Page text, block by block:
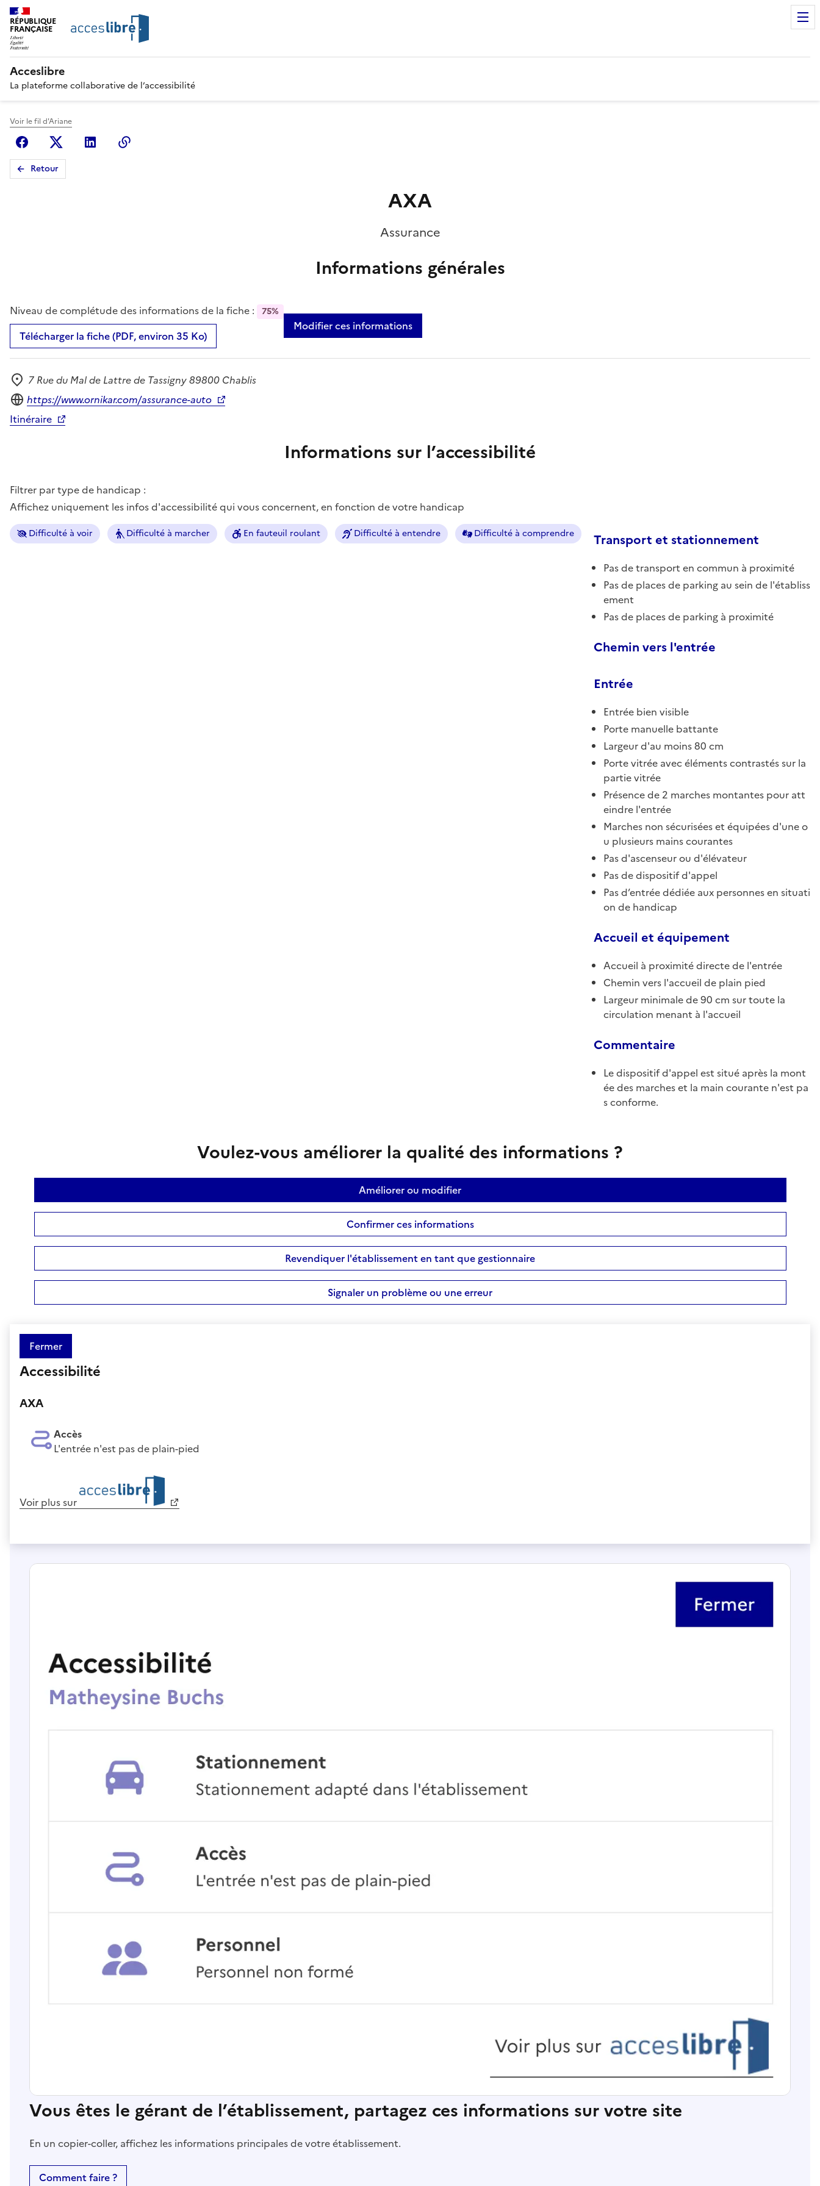
RÉPUBLIQUE
FRANÇAISE
Acceslibre
La plateforme collaborative de l’accessibilité
Voir le fil d'Ariane
FacebookX (anciennement Twitter)
Linkedin
Retour
AXA
Assurance
Informations générales
Niveau de complétude des informations de la fiche : 75%
Télécharger la fiche (PDF, environ 35 Ko)
Modifier ces informations
Adresse
7 Rue du Mal de Lattre de Tassigny 89800 Chablis
Site internet
https://www.ornikar.com/assurance-auto
Itinéraire
Informations sur l’accessibilité
Filtrer par type de handicap :
Affichez uniquement les infos d'accessibilité qui vous concernent, en fonction de votre handicap
Difficulté à voir Difficulté à marcher En fauteuil roulant Difficulté à entendre Difficulté à comprendre Transport et stationnement
Pas de transport en commun à proximité
Pas de places de parking au sein de l'établiss
ement
Pas de places de parking à proximité
Chemin vers l'entrée
Entrée
Entrée bien visible
Porte manuelle battante
Largeur d'au moins 80 cm
Porte vitrée avec éléments contrastés sur la
partie vitrée
Présence de 2 marches montantes pour att
eindre l'entrée
Marches non sécurisées et équipées d'une o
u plusieurs mains courantes
Pas d'ascenseur ou d'élévateur
Pas de dispositif d'appel
Pas d’entrée dédiée aux personnes en situati
on de handicap
Accueil et équipement
Accueil à proximité directe de l'entrée
Chemin vers l'accueil de plain pied
Largeur minimale de 90 cm sur toute la
circulation menant à l'accueil
Commentaire
Le dispositif d'appel est situé après la mont
ée des marches et la main courante n'est pa
s conforme.
Voulez-vous améliorer la qualité des informations ?
Améliorer ou modifier
Confirmer ces informations
Revendiquer l'établissement en tant que gestionnaire
Signaler un problème ou une erreur
Fermer
Accessibilité
AXA
Accès
L'entrée n'est pas de plain-pied
Voir plus sur
Vous êtes le gérant de l’établissement, partagez ces informations sur votre site
En un copier-coller, affichez les informations principales de votre établissement.
Comment faire ?